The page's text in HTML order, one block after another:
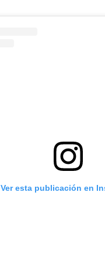
Ver esta publicación en